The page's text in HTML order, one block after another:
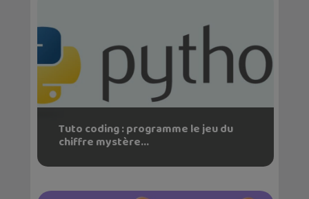
Tuto coding : programme le jeu du
chiffre mystère...